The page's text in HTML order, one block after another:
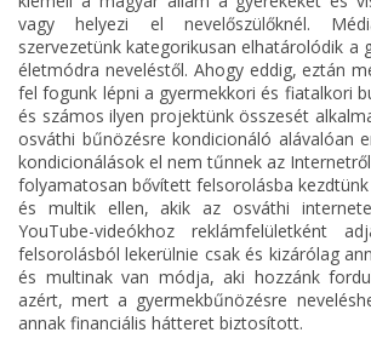
vagy helyezi el nevelőszülőknél.
szervezetünk kategorikusan elhatárolódik a
életmódra neveléstől. Ahogy eddig, eztán
fel fogunk lépni a gyermekkori és fiatalkori
és számos ilyen projektünk összesét
osváthi bűnözésre kondicionáló alávalóan
kondicionálások el nem tűnnek az
folyamatosan bővített felsorolásba
és multik ellen, akik az osváthi
YouTube-videókhoz reklámfelületként
felsorolásból lekerülnie csak és kizárólag
és multinak van módja, aki hozzánk
azért, mert a gyermekbűnözésre
annak financiális hátteret biztosított.